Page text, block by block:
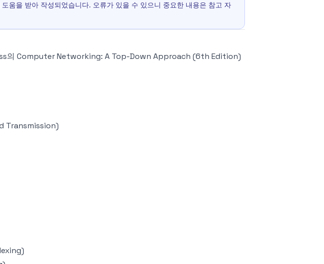
움을 받아 작성되었습니다. 오류가 있을 수 있으니 중요한 내용은 참고 자
의 Computer Networking: A Top-Down Approach (6th Edition)
Transmission)